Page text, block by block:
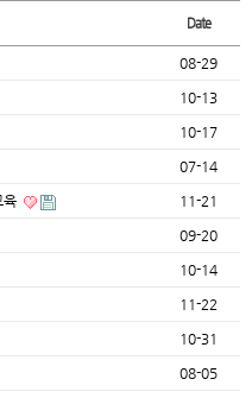
Date
08-29
10-13
10-17
07-14
육 11-21
09-20
10-14
11-22
10-31
08-05